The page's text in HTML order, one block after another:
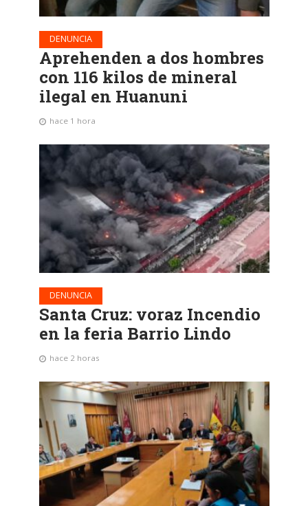
DENUNCIA
Aprehenden a dos hombres
con 116 kilos de mineral
ilegal en Huanuni
hace 1 hora
DENUNCIA
Santa Cruz: voraz Incendio
en la feria Barrio Lindo
hace 2 horas